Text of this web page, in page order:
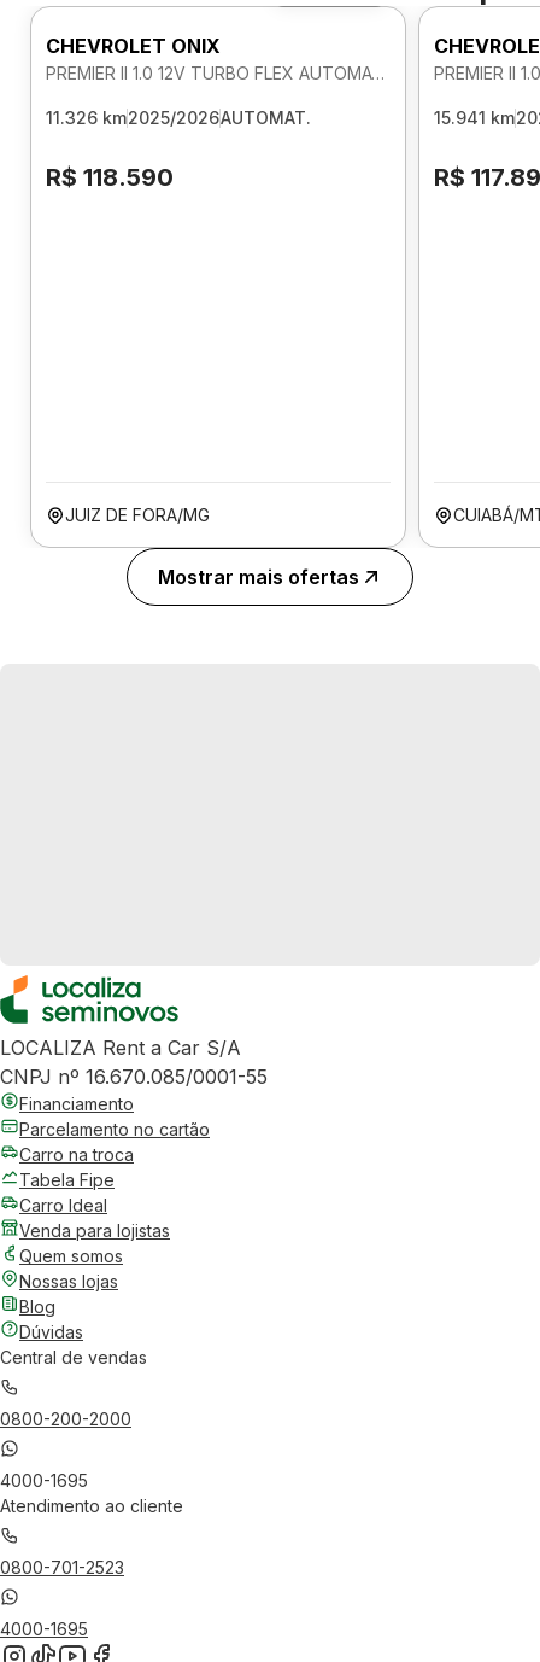
CHEVROLET ONIX
PREMIER II 1.0 12V TURBO FLEX AUTOMATICO
11.326 km2025/2026AUTOMAT.
R$ 118.590
JUIZ DE FORA/MG
15.941 km
R$
CUIABÁ/
Mostrar mais ofertas
LOCALIZA Rent a Car S/A
CNPJ nº 16.670.085/0001-55
Financiamento
Parcelamento no cartão
Carro na troca
Tabela Fipe
Carro Ideal
Venda para lojistas
Quem somos
Nossas lojas
Blog
Dúvidas
Central de vendas
0800-200-2000
4000-1695
Atendimento ao cliente
0800-701-2523
4000-1695